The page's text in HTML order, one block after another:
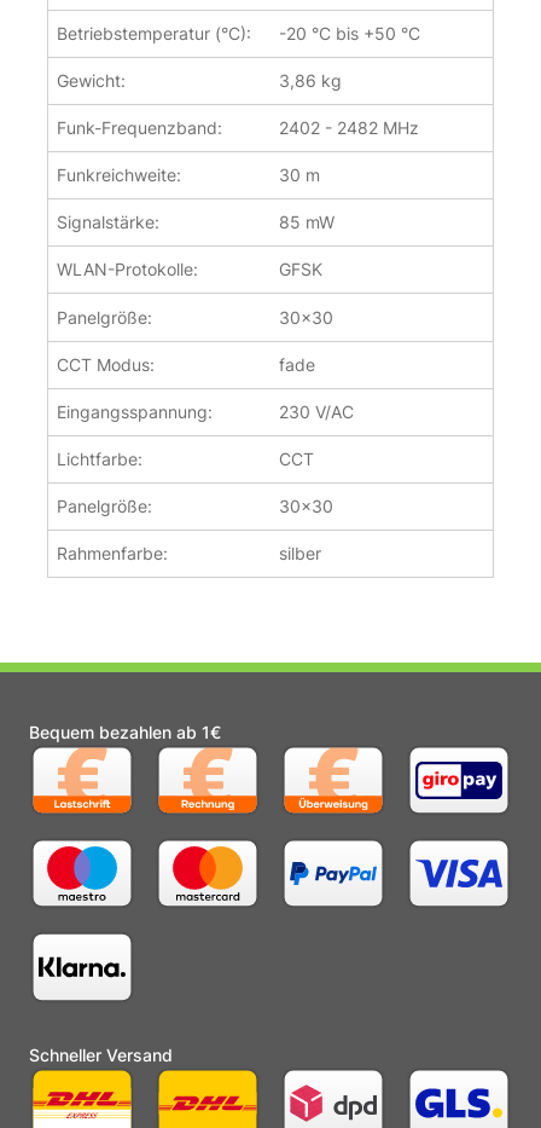
Betriebstemperatur (°C): -20 °C bis +50 °C
Gewicht: 3,86 kg
Funk-Frequenzband: 2402 - 2482 MHz
Funkreichweite: 30 m
Signalstärke: 85 mW
WLAN-Protokolle: GFSK
Panelgröße: 30x30
CCT Modus: fade
Eingangsspannung: 230 V/AC
Lichtfarbe: CCT
Panelgröße: 30x30
Rahmenfarbe: silber
Bequem bezahlen ab 1€
Schneller Versand